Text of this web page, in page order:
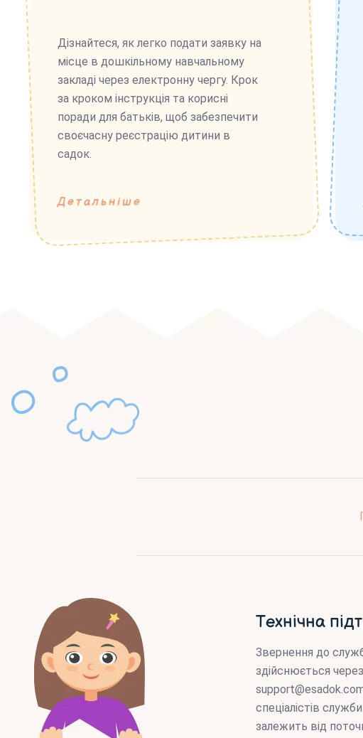
Дізнайтеся, як легко подати заявку на
місце в дошкільному навчальному
закладі через електронну чергу. Крок
за кроком інструкція та корисні
поради для батьків, щоб забезпечити
своєчасну реєстрацію дитини в
садок.
Детальніше
Технічна
Звернення до
здійснюється
спеціалістів
залежить від